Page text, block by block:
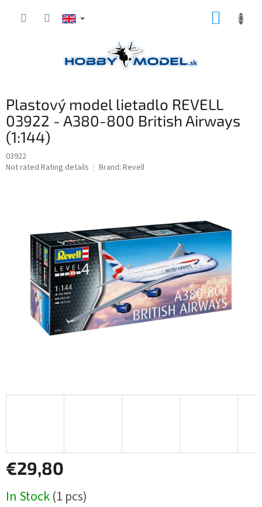
Plastový model lietadlo REVELL
03922 - A380-800 British Airways
(1:144)
03922
The
Not rated Rating details Brand: Revell
€29,80
price:
In Stock(1 pcs)